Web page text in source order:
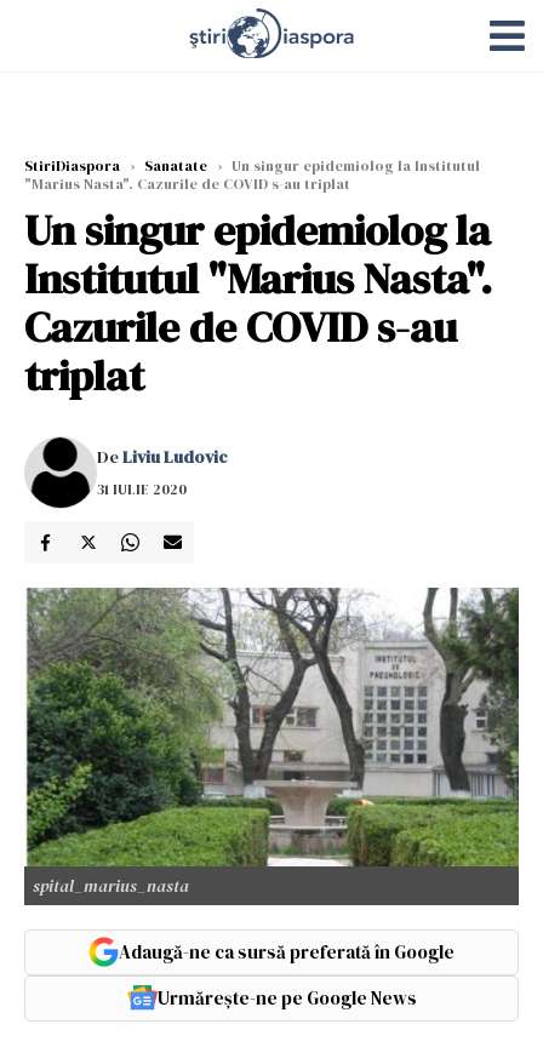
StiriDiaspora › Sanatate › Un singur epidemiolog la Institutul
"Marius Nasta". Cazurile de COVID s-au triplat
Un singur epidemiolog la
Institutul "Marius Nasta".
Cazurile de COVID s-au
triplat
DeLiviu Ludovic
31 IULIE 2020
spital_marius_nasta
Adaugă-ne ca sursă preferată în Google
Urmărește-ne pe Google News